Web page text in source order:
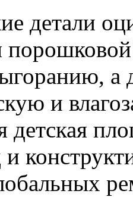
детали
а
и
детская